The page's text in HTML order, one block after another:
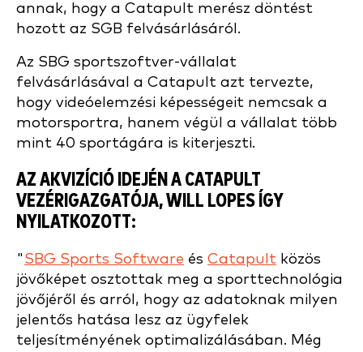
annak, hogy a Catapult merész döntést
hozott az SGB felvásárlásáról.
Az SBG sportszoftver-vállalat
felvásárlásával a Catapult azt tervezte,
hogy videóelemzési képességeit nemcsak a
motorsportra, hanem végül a vállalat több
mint 40 sportágára is kiterjeszti.
AZ AKVIZÍCIÓ IDEJÉN A CATAPULT
VEZÉRIGAZGATÓJA, WILL LOPES ÍGY
NYILATKOZOTT:
"SBG Sports Software és Catapult közös
jövőképet osztottak meg a sporttechnológia
jövőjéről és arról, hogy az adatoknak milyen
jelentős hatása lesz az ügyfelek
teljesítményének optimalizálásában. Még